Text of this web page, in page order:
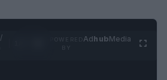
AdhubMedia